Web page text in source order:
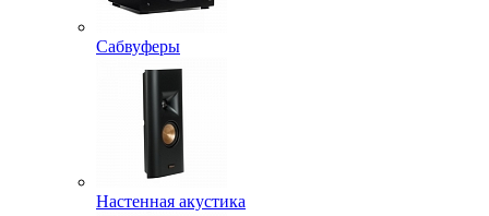
Сабвуферы
Настенная акустика